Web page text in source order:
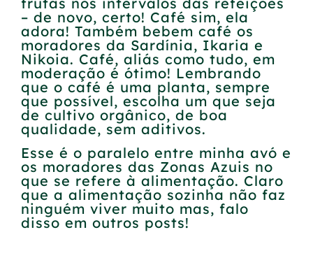
– de novo, certo! Café sim, ela
adora! Também bebem café os
moradores da Sardínia, Ikaria e
Nikoia. Café, aliás como tudo, em
moderação é ótimo! Lembrando
que o café é uma planta, sempre
que possível, escolha um que seja
de cultivo orgânico, de boa
qualidade, sem aditivos.
Esse é o paralelo entre minha avó e
os moradores das Zonas Azuis no
que se refere à alimentação. Claro
que a alimentação sozinha não faz
ninguém viver muito mas, falo
disso em outros posts!